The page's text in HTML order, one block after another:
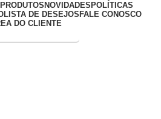
NOVIDADES POLÍTICAS
LISTA DE DESEJOS FALE CONOSCO
DO CLIENTE